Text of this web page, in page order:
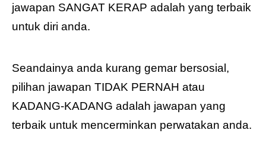
jawapan SANGAT KERAP adalah yang terbaik
untuk diri anda.
Seandainya anda kurang gemar bersosial,
pilihan jawapan TIDAK PERNAH atau
KADANG-KADANG adalah jawapan yang
terbaik untuk mencerminkan perwatakan anda.